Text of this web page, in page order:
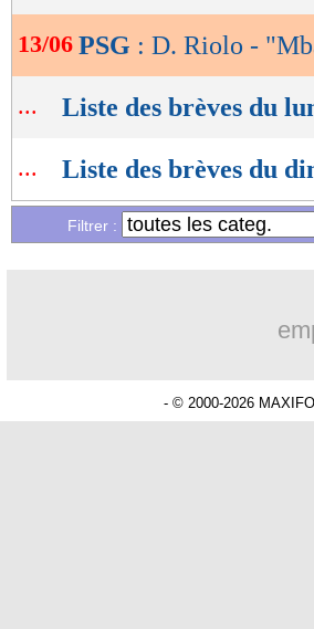
13/06 PSG : D. Riolo -
... Liste des brèves du
... Liste des brèves du
Filtrer :
- © 2000-2026